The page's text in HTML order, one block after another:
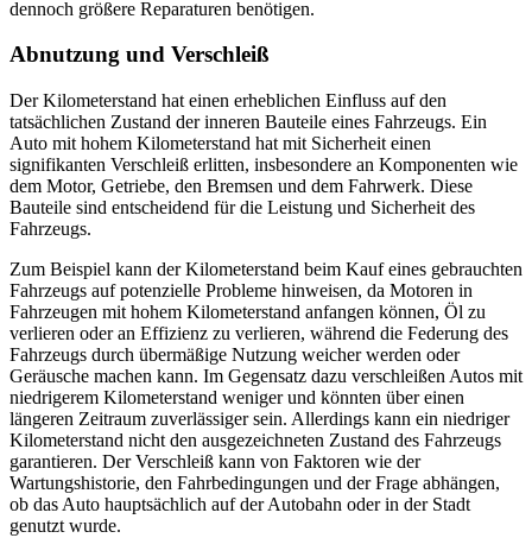
dennoch größere Reparaturen benötigen.
Abnutzung und Verschleiß
Der Kilometerstand hat einen erheblichen Einfluss auf den
tatsächlichen Zustand der inneren Bauteile eines Fahrzeugs. Ein
Auto mit hohem Kilometerstand hat mit Sicherheit einen
signifikanten Verschleiß erlitten, insbesondere an Komponenten wie
dem Motor, Getriebe, den Bremsen und dem Fahrwerk. Diese
Bauteile sind entscheidend für die Leistung und Sicherheit des
Fahrzeugs.
Zum Beispiel kann der Kilometerstand beim Kauf eines gebrauchten
Fahrzeugs auf potenzielle Probleme hinweisen, da Motoren in
Fahrzeugen mit hohem Kilometerstand anfangen können, Öl zu
verlieren oder an Effizienz zu verlieren, während die Federung des
Fahrzeugs durch übermäßige Nutzung weicher werden oder
Geräusche machen kann. Im Gegensatz dazu verschleißen Autos mit
niedrigerem Kilometerstand weniger und könnten über einen
längeren Zeitraum zuverlässiger sein. Allerdings kann ein niedriger
Kilometerstand nicht den ausgezeichneten Zustand des Fahrzeugs
garantieren. Der Verschleiß kann von Faktoren wie der
Wartungshistorie, den Fahrbedingungen und der Frage abhängen,
ob das Auto hauptsächlich auf der Autobahn oder in der Stadt
genutzt wurde.